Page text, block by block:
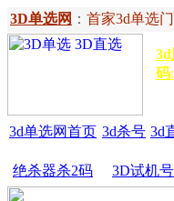
3D单选网 ： 首家3d单选
3d
码:
3d单选网首页 3d杀号 3d
绝杀器杀2码 3D试机号